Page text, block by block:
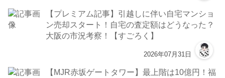
【プレミアム記事】引越しに伴い自宅マンショ
ン売却スタート！自宅の査定額はどうなった？
大阪の市況考察！【すごろく】
2026年07月31日
【MJR赤坂ゲートタワー】最上階は10億円！福